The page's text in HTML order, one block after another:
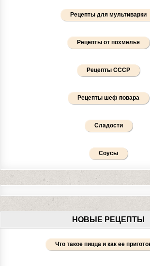
Рецепты для мультиварки
Рецепты от похмелья
Рецепты СССР
Рецепты шеф повара
Сладости
Соусы
НОВЫЕ РЕЦЕПТЫ
Что такое пицца и как ее